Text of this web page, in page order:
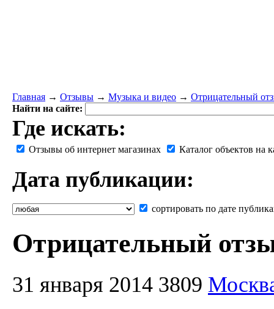
Главная → Отзывы → Музыка и видео → Отрицательный
Найти на сайте:
Где искать:
Отзывы об интернет магазинах Каталог объектов на
Дата публикации:
сортировать по дате
Отрицательный
31 января 2014 3809